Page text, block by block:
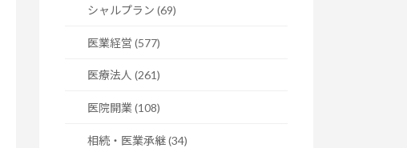
シャルプラン (69)
医業経営 (577)
医療法人 (261)
医院開業 (108)
相続・医業承継 (34)